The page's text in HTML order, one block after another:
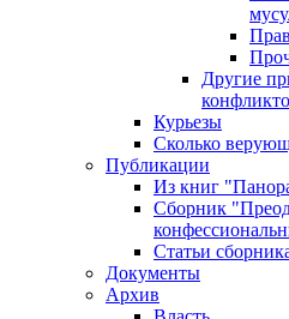
Другие
Курьезы
Сколько
Публикации
Из книг
Сборник
Статьи
Документы
Архив